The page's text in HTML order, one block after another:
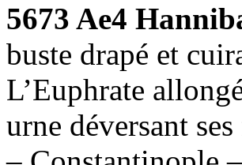
5673 Ae4
buste drapé et
L’Euphrate
urne déversant